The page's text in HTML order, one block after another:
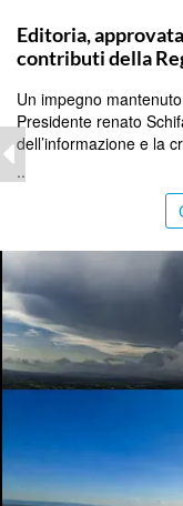
Editoria,
contributi della
Un impegno
Presidente renato
dell’informazione e la
..